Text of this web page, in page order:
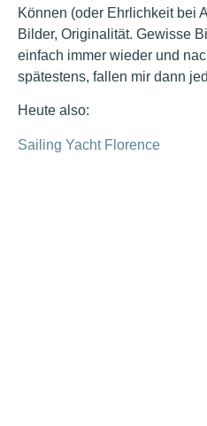
Können (oder Ehrlichkeit bei
Bilder, Originalität. Gewisse
einfach immer wieder und
spätestens, fallen mir dann
Heute also:
Sailing Yacht Florence